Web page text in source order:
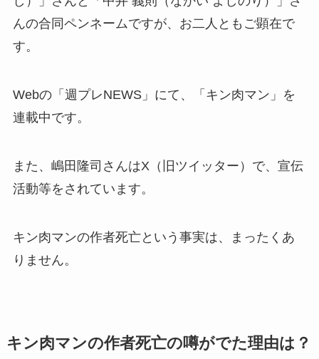
んの合同ペンネームですが、お二人ともご顕在で
す。
Webの「週プレNEWS」にて、「キン肉マン」を
連載中です。
また、嶋田隆司さんはX（旧ツイッター）で、宣伝
活動等をされています。
キン肉マンの作者死亡という事実は、まったくあ
りません。
キン肉マンの作者死亡の噂がでた理由は？